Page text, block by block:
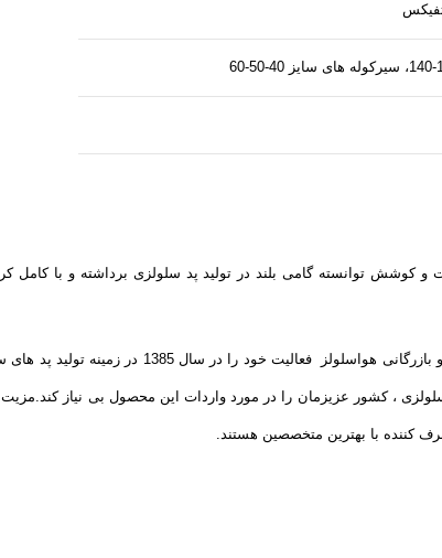
است و با همت و کوشش توانسته گامی بلند در تولید پد سلولزی برداشته و با
پد سلولزی همانند قلب در سیستم خنک کننده های تبخیری عمل میکند .هدف ما از
، کشور عزیزمان را در مورد واردات این محصول بی نیاز
کننده با بهترین متخصصین هستند.